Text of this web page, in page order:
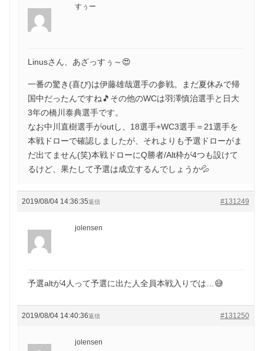
すぅー
Linusさん、あざっすぅ～😍
一番の驚き(喜び)は伊藤雄哉選手の参戦。まだ夏休みで帰
国中だったんですね🎵その他のWCは羽澤慎治選手と日大
3年の橋川泰典選手です。
なお中川直樹選手がoutし、18選手+WC3選手＝21選手を
本戦ドローで確認しましたが、それよりも予選ドローがま
だ出てません(笑)本戦ドローにQ勝者/Alt枠が4つも設けて
るけど、果たして予選は成立するんでしょうか💦
2019/08/04 14:36:35 #131249
返信
jolensen
予選altが4人って予選に出た人全員本戦入りでは…😅
2019/08/04 14:40:36 #131250
返信
jolensen